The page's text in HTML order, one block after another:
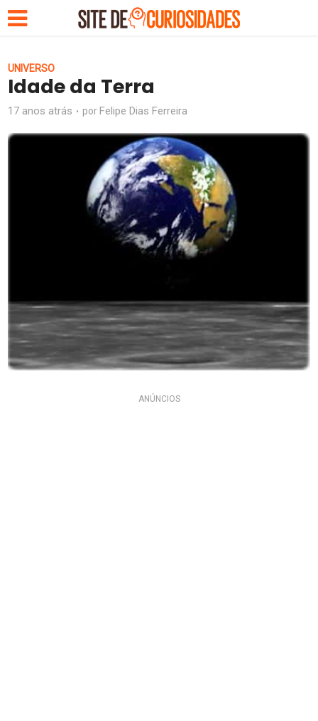
UNIVERSO
Idade da Terra
17 anos atrás por Felipe Dias Ferreira
ANÚNCIOS